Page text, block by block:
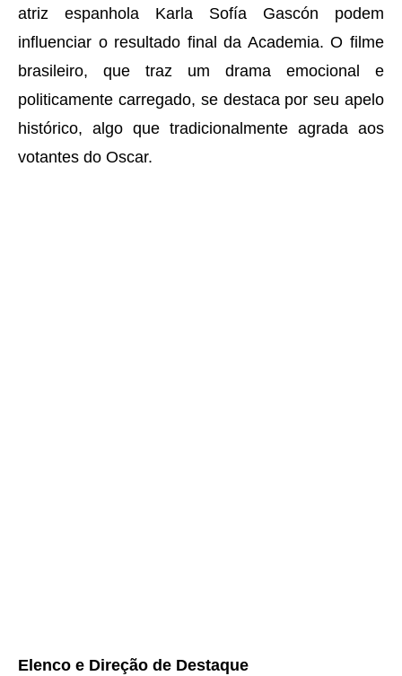
atriz espanhola Karla Sofía Gascón podem
influenciar o resultado final da Academia. O filme
brasileiro, que traz um drama emocional e
politicamente carregado, se destaca por seu apelo
histórico, algo que tradicionalmente agrada aos
votantes do Oscar.
Elenco e Direção de Destaque